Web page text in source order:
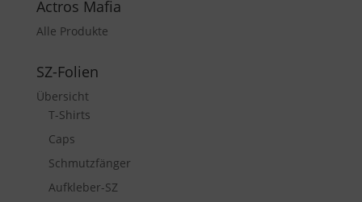
Actros Mafia
Alle Produkte
SZ-Folien
Übersicht
T-Shirts
Caps
Schmutzfänger
Aufkleber-SZ